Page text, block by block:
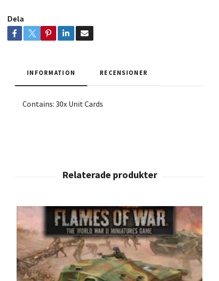
Dela
INFORMATION RECENSIONER
Contains: 30x Unit Cards